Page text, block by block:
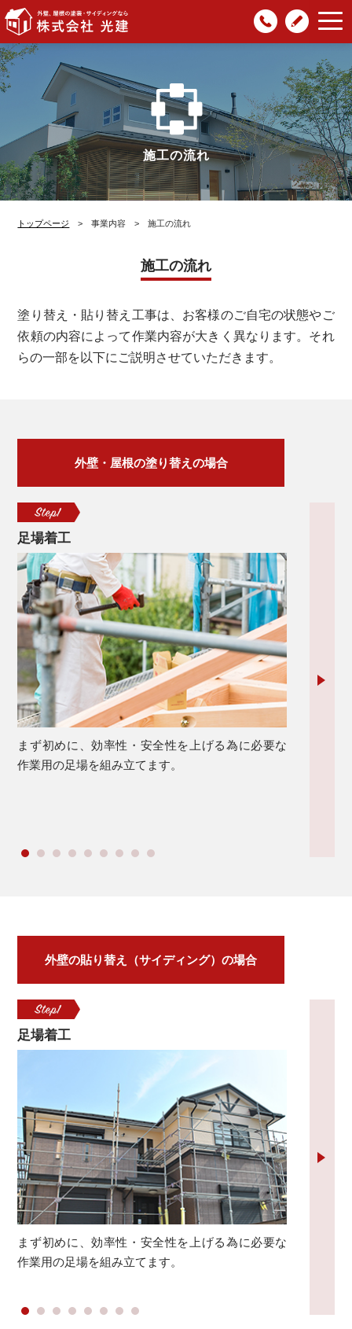
株式会社光建
装・サイディングなら
047-
光建
グ
施工の流れ
トップページ > 事業内容 > 施工の流れ
施工の流れ
塗り替え・貼り替え工事は、お客様のご自宅の状態やご
依頼の内容によって作業内容が大きく異なります。 それ
らの一部を以下にご説明させていただきます。
外壁・屋根の塗り替えの場合
足場着工
まず初めに、効率性・安全性を上げる為に必要な
作業用の足場を組み立てます。
外壁の貼り替え（サイディング）の場合
足場着工
まず初めに、効率性・安全性を上げる為に必要な
作業用の足場を組み立てます。